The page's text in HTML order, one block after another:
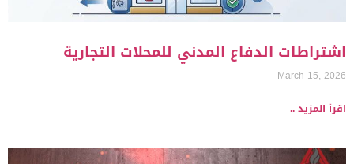
اشتراطات الدفاع المدني للمحلات التجارية
March 15, 2026
اقرأ المزيد ..